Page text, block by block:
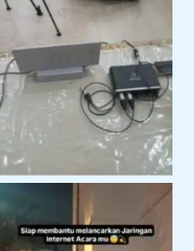
Instalasi Starlink Gen 3
Untuk Koneksi Internet
Area Terbuka